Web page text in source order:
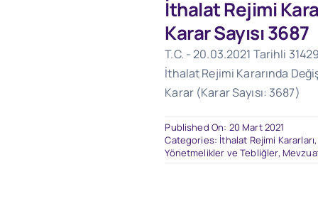
İthalat Rejimi
Karar Sayısı 3687
T.C. - 20.03.2021 Tarihli
İthalat Rejimi Kararında
Karar (Karar Sayısı: 3687)
Published On: 20 Mart 2021
Categories: İthalat Rejimi Kararları
Yönetmelikler ve Tebliğler,